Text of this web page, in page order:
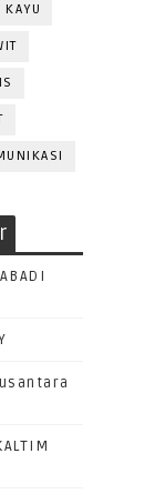
KAYU